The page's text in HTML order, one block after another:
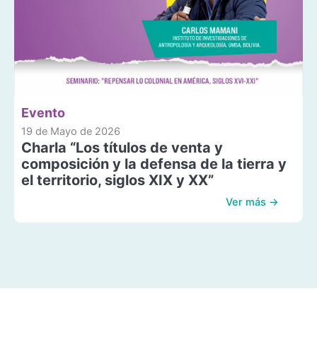
Evento
19 de Mayo de 2026
Charla “Los títulos de venta y
composición y la defensa de la tierra y
el territorio, siglos XIX y XX”
Ver más →